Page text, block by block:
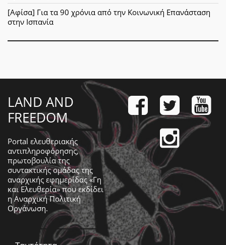
[Αφίσα] Για τα 90 χρόνια από την Κοινωνική Επανάσταση
στην Ισπανία
LAND AND
FREEDOM
Portal ελευθεριακής
αντιπληροφόρησης,
πρωτοβουλία της
συντακτικής ομάδας της
αναρχικής εφημερίδας «Γη
και Ελευθερία» που εκδίδει
ηΑναρχική Πολιτική
Οργάνωση.